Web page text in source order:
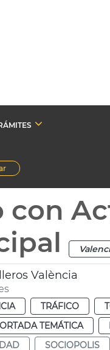
con
València
TRÁFICO
TEMÁTICA
SOCIOPOLIS